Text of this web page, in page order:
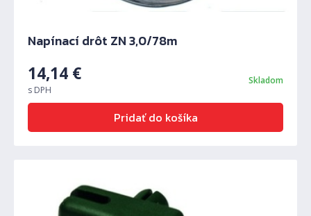
Napínací drôt ZN 3,0/78m
14,14 €
s DPH
Skladom
Pridať do košíka